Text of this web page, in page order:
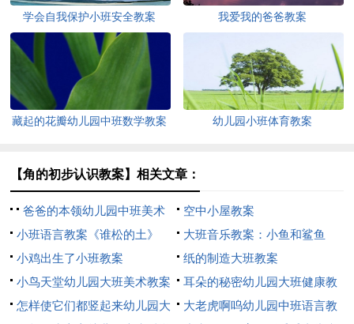
学会自我保护小班安全教案 我爱我的爸爸教案
藏起的花瓣幼儿园中班数学教案 幼儿园小班体育教案
【角的初步认识教案】相关文章：
爸爸的本领幼儿园中班美术
教案
空中小屋教案
小班语言教案《谁松的土》
大班音乐教案：小鱼和鲨鱼
小鸡出生了小班教案
纸的制造大班教案
小鸟天堂幼儿园大班美术教案
耳朵的秘密幼儿园大班健康教
案
怎样使它们都竖起来幼儿园大
大老虎啊呜幼儿园中班语言教